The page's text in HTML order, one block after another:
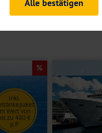
Inkl.
Wert von
zu 480 €
p.P.
Auftritts ermitteln und
es zu einer Drittlands
Daten finden Sie in unseren
Alle bestätigen